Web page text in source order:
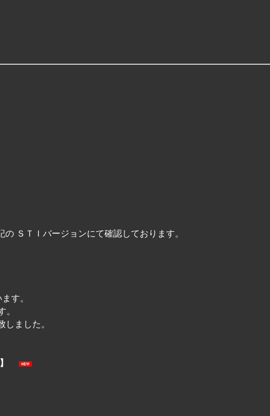
ＳＴＩバージョンにて確認しております。
す。
。
ました。